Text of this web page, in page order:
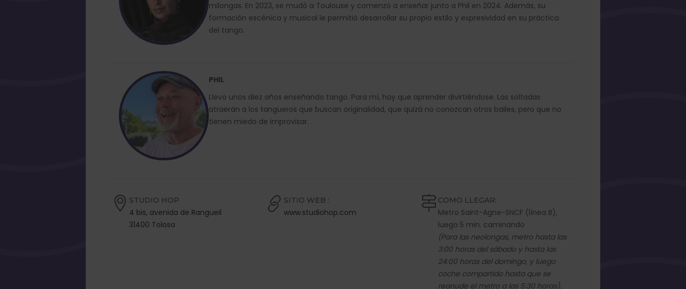
milongas. En 2023, se mudó a Toulouse y comenzó a enseñar junto a Phil en 2024. Además, su
formación escénica y musical le permitió desarrollar su propio estilo y expresividad en su práctica
del tango.
PHIL
Llevo unos diez años enseñando tango. Para mí, hay que aprender divirtiéndose. Las soltadas
atraerán a los tangueros que buscan originalidad, que quizá no conozcan otros bailes, pero que no
tienen miedo de improvisar.
STUDIO HOP
4 bis, avenida de Rangueil
31400 Tolosa
SITIO WEB :
www.studiohop.com
COMO LLEGAR:
Metro Saint-Agne-SNCF (línea B),
luego 5 min. caminando
(Para las neolongas, metro hasta las
3:00 horas del sábado y hasta las
24:00 horas del domingo, y luego
coche compartido hasta que se
reanude el metro a las 5:30 horas).